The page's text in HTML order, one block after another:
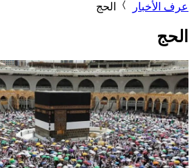
عرف الأخبار الحج
الحج